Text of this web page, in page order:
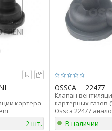
картера
2 шт.
OSSCA 22477
Клапан
картерных газов
Ossca 22477
034129101B
В наличии